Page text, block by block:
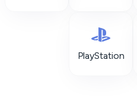
PlayStation